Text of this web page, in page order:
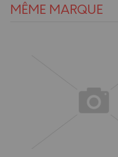
MÊME MARQUE